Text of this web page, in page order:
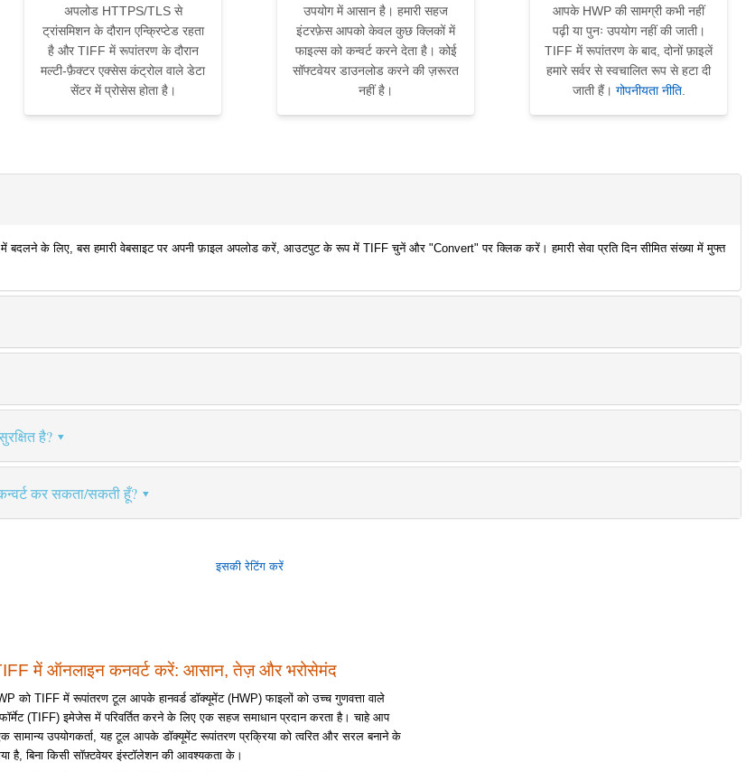
अपलोड HTTPS/TLS से
ट्रांसमिशन के दौरान एन्क्रिप्टेड रहता
है और TIFF में रूपांतरण के दौरान
मल्टी-फ़ैक्टर एक्सेस कंट्रोल वाले डेटा
सेंटर में प्रोसेस होता है।
उपयोग में आसान है। हमारी सहज
इंटरफ़ेस आपको केवल कुछ क्लिकों में
फाइल्स को कन्वर्ट करने देता है। कोई
सॉफ्टवेयर डाउनलोड करने की ज़रूरत
नहीं है।
आपके HWP की सामग्री कभी नहीं
पढ़ी या पुनः उपयोग नहीं की जाती।
TIFF में रूपांतरण के बाद, दोनों फ़ाइलें
हमारे सर्वर से स्वचालित रूप से हटा दी
जाती हैं। गोपनीयता नीति.
के लिए, बस हमारी वेबसाइट पर अपनी फ़ाइल अपलोड करें, आउटपुट के रूप में TIFF चुनें और "Convert" पर क्लिक करें। हमारी सेवा प्रति दिन सीमित संख्या में मुफ्त
है?
कर सकता/सकती हूँ?
इसकी रेटिंग करें
में ऑनलाइन कनवर्ट करें: आसान, तेज़ और भरोसेमंद
को TIFF में रूपांतरण टूल आपके हानवर्ड डॉक्यूमेंट (HWP) फाइलों को उच्च गुणवत्ता वाले
(TIFF) इमेजेस में परिवर्तित करने के लिए एक सहज समाधान प्रदान करता है। चाहे आप
सामान्य उपयोगकर्ता, यह टूल आपके डॉक्यूमेंट रूपांतरण प्रक्रिया को त्वरित और सरल बनाने के
है, बिना किसी सॉफ़्टवेयर इंस्टॉलेशन की आवश्यकता के।